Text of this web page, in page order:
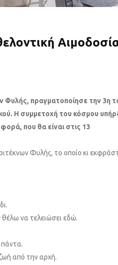
Φυλής, πραγματοποίησε την 3η
Η συμμετοχή του κόσμου
που θα είναι στις 13
Φυλής, το οποίο κι
να τελειώσει εδώ.
από την αρχή.